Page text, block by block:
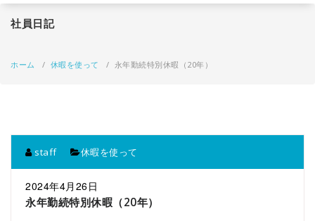
社員日記
ホーム / 休暇を使って / 永年勤続特別休暇（20年）
staff 休暇を使って
2024年4月26日
永年勤続特別休暇（20年）